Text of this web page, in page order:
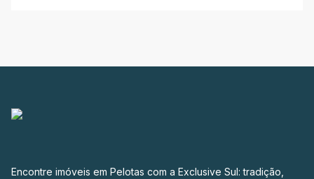
Encontre imóveis em Pelotas com a Exclusive Sul: tradição,